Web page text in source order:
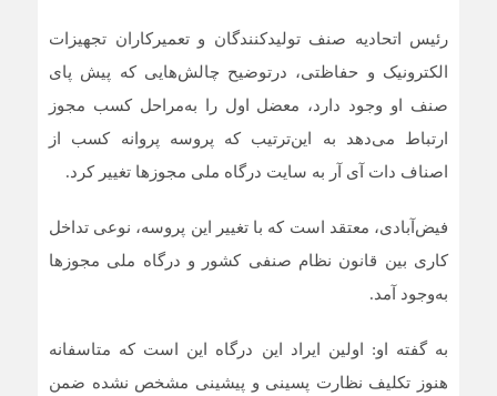
رئیس اتحادیه صنف تولیدکنندگان و تعمیرکاران تجهیزات
الکترونیک و حفاظتی، درتوضیح چالش‌هایی که پیش پای
صنف او وجود دارد، معضل اول را به‌مراحل کسب مجوز
ارتباط می‌دهد به این‌ترتیب که پروسه پروانه کسب از
اصناف دات آی آر به سایت درگاه ملی مجوزها تغییر کرد.
فیض‌آبادی، معتقد است که با تغییر این پروسه، نوعی تداخل
کاری بین قانون نظام صنفی کشور و درگاه ملی مجوزها
به‌وجود آمد.
به گفته او: اولین ایراد این درگاه این است که متاسفانه
هنوز تکلیف نظارت پسینی و پیشینی مشخص نشده ضمن